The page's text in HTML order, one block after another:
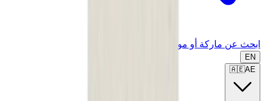
ابحث عن ماركة أو موديل...
EN
🇦🇪AE